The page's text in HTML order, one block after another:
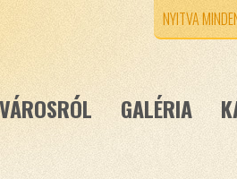
NYITVA
GALÉRIA